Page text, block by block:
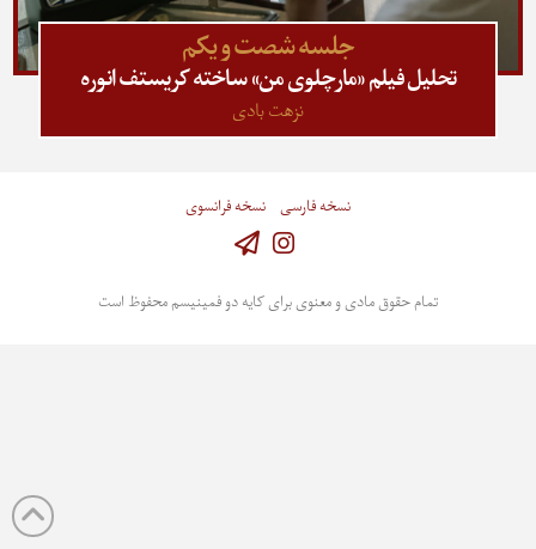
جلسه شصت و یکم
تحلیل فیلم «مارچلوی من» ساخته کریستف انوره
نزهت بادی
نسخه فارسی نسخه فرانسوی
تمام حقوق مادی و معنوی برای کایه دو فمینیسم محفوظ است